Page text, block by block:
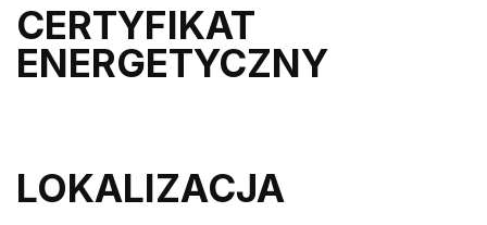
CERTYFIKAT
ENERGETYCZNY
LOKALIZACJA